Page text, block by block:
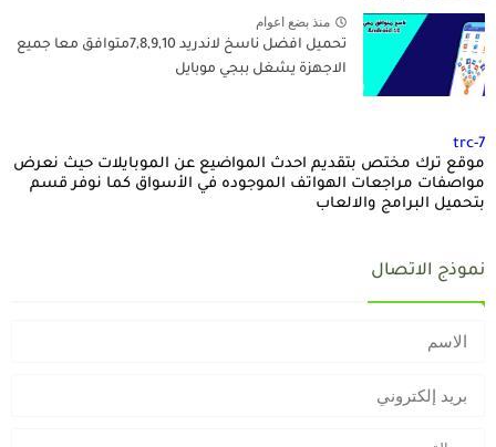
منذ بضع اعوام
تحميل افضل ناسخ لاندريد 7,8,9,10متوافق معا جميع
الاجهزة يشغل ببجي موبايل
trc-7
موقع ترك مختص بتقديم احدث المواضيع عن الموبايلات حيث نعرض
مواصفات مراجعات الهواتف الموجوده في الأسواق كما نوفر قسم
بتحميل البرامج والالعاب
نموذج الاتصال